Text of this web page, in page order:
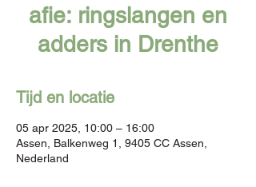
afie: ringslangen en
adders in Drenthe
Tijd en locatie
05 apr 2025, 10:00 – 16:00
Assen, Balkenweg 1, 9405 CC Assen,
Nederland